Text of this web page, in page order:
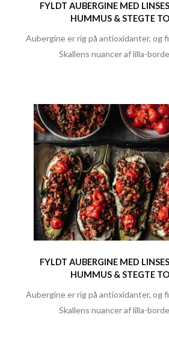
FYLDT AUBERGINE MED
HUMMUS & STEGTE
Aubergine er rig på antioxidanter, og
Skallens nuancer af lilla-
FYLDT AUBERGINE MED
HUMMUS & STEGTE
Aubergine er rig på antioxidanter, og
Skallens nuancer af lilla-